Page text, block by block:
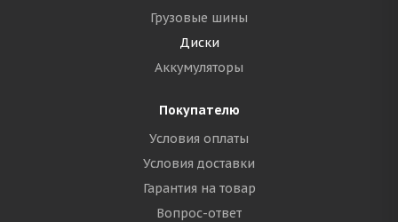
Грузовые шины
Диски
Аккумуляторы
Покупателю
Условия оплаты
Условия доставки
Гарантия на товар
Вопрос-ответ